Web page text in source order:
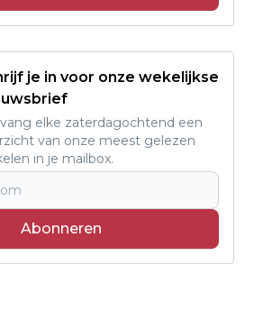
je in voor onze wekelijkse
elke zaterdagochtend een
van onze meest gelezen
in je mailbox.
Abonneren